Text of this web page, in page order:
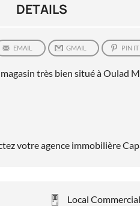
DETAILS
EMAIL GMAIL PIN IT
très bien situé à Oulad
votre agence immobilière
Local Commercial